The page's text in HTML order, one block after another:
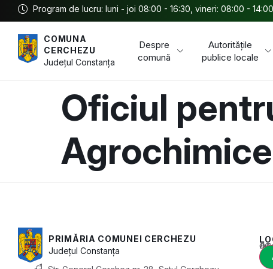
Program de lucru: luni - joi 08:00 - 16:30, vineri: 08:00 - 14:00
COMUNA
CERCHEZU
JudețulConstanța
Despre
comună
Autoritățile
publice locale
Oficiul
PRIMĂRIA COMUNEI CERCHEZU
JudețulConstanța
Acest conținut